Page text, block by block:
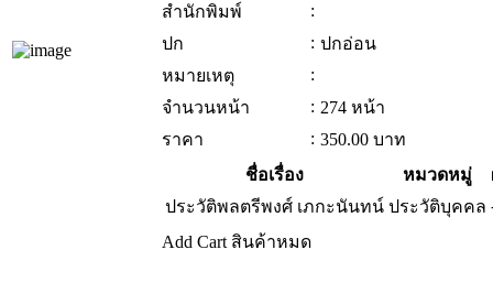
สำนักพิมพ์
:
ปก
: ปกอ่อน
หมายเหตุ
:
จำนวนหน้า
: 274 หน้า
ราคา
: 350.00 บาท
ชื่อเรื่อง
หมวดหมู่
ประวัติพลตรีพงศ์ เภกะนันทน์ ประวัติบุคคล
Add Cart สินค้าหมด